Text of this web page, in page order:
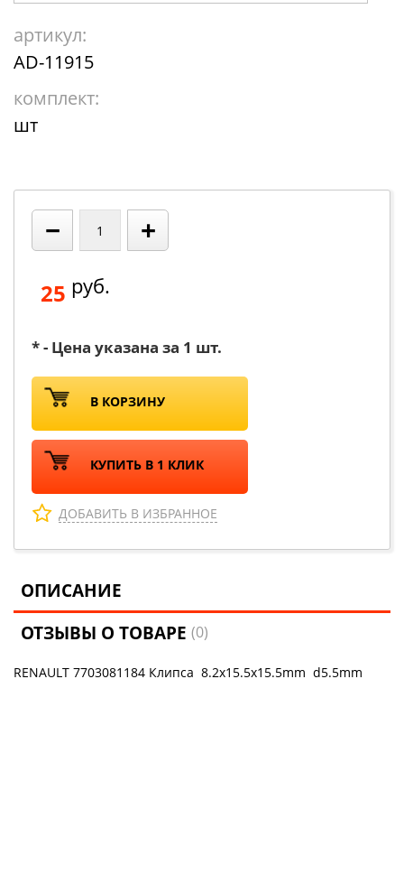
артикул:
AD-11915
комплект:
шт
− +
25 руб.
* - Цена указана за 1 шт.
В КОРЗИНУ
КУПИТЬ В 1 КЛИК
ДОБАВИТЬ В ИЗБРАННОЕ
ОПИСАНИЕ
ОТЗЫВЫ О ТОВАРЕ(0)
RENAULT 7703081184 Клипса 8.2x15.5x15.5mm d5.5mm